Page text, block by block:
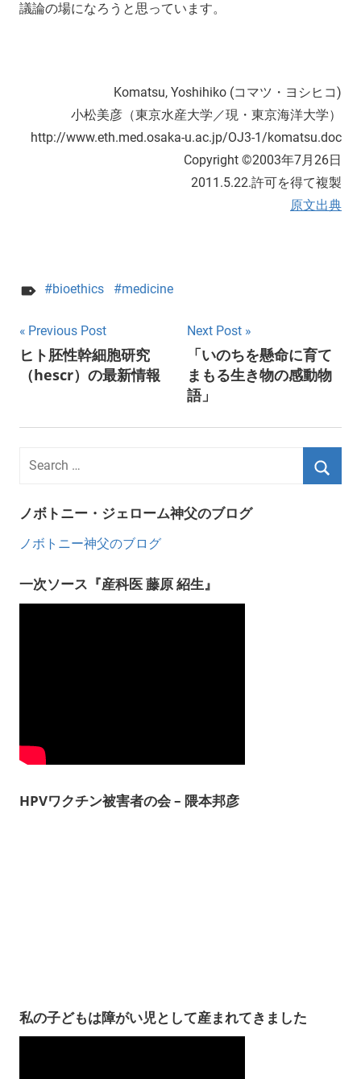
議論の場になろうと思っています。
Komatsu, Yoshihiko (コマツ・ヨシヒコ)
小松美彦（東京水産大学／現・東京海洋大学）
http://www.eth.med.osaka-u.ac.jp/OJ3-1/komatsu.doc
Copyright ©2003年7月26日
2011.5.22.許可を得て複製
原文出典
bioethics medicine
Post
navigation
Previous Post
ヒト胚性幹細胞研究
（hescr）の最新情報
Next Post
「いのちを懸命に育て
まもる生き物の感動物
語」
ノボトニー・ジェローム神父のブログ
ノボトニー神父のブログ
一次ソース『産科医 藤原 紹生』
HPVワクチン被害者の会 – 隈本邦彦
私の子どもは障がい児として産まれてきました